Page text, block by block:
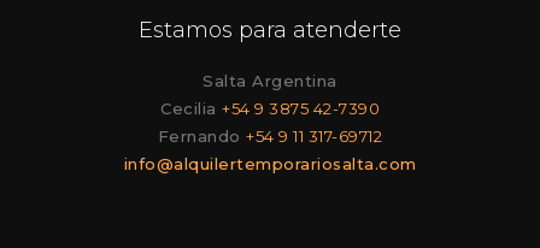
Estamos para atenderte
Salta Argentina
Cecilia +54 9 3875 42-7390
Fernando+54 9 11 317-69712
info@alquilertemporariosalta.com